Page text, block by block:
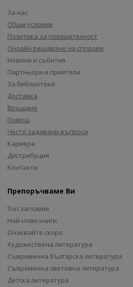
За нас
Общи условия
Политика за поверителност
Онлайн решаване на спорове
Новини и събития
Партньори и приятели
За библиотеки
Доставка
Връщане
Помощ
Често задавани въпроси
Кариера
Дистрибуция
Контакти
Препоръчваме Ви
Топ заглавия
Най-нови книги
Очаквайте скоро
Художествена литература
Съвременна българска литература
Съвременна световна литература
Детска литература